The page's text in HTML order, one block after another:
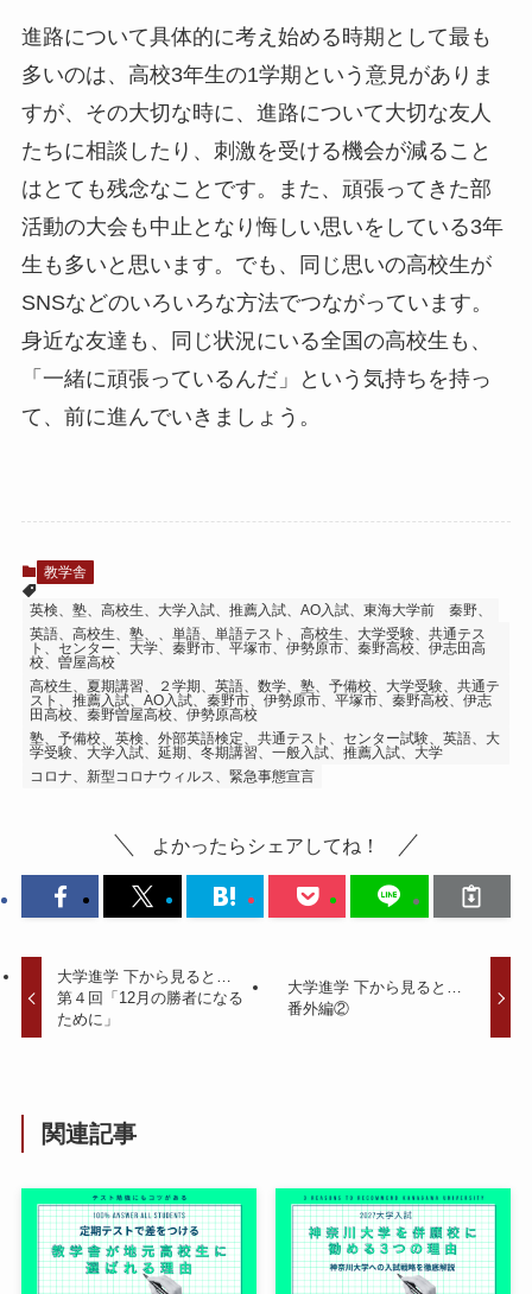
進路について具体的に考え始める時期として最も
多いのは、高校3年生の1学期という意見がありま
すが、その大切な時に、進路について大切な友人
たちに相談したり、刺激を受ける機会が減ること
はとても残念なことです。また、頑張ってきた部
活動の大会も中止となり悔しい思いをしている3年
生も多いと思います。でも、同じ思いの高校生が
SNSなどのいろいろな方法でつながっています。
身近な友達も、同じ状況にいる全国の高校生も、
「一緒に頑張っているんだ」という気持ちを持っ
て、前に進んでいきましょう。
教学舎
英検、塾、高校生、大学入試、推薦入試、AO入試、東海大学前 秦野、
英語、高校生、塾、、単語、単語テスト、高校生、大学受験、共通テス
ト、センター、大学、秦野市、平塚市、伊勢原市、秦野高校、伊志田高
校、曽屋高校
高校生、夏期講習、２学期、英語、数学、塾、予備校、大学受験、共通テ
スト、推薦入試、AO入試、秦野市、伊勢原市、平塚市、秦野高校、伊志
田高校、秦野曽屋高校、伊勢原高校
塾、予備校、英検、外部英語検定、共通テスト、センター試験、英語、大
学受験、大学入試、延期、冬期講習、一般入試、推薦入試、大学
コロナ、新型コロナウィルス、緊急事態宣言
よかったらシェアしてね！
大学進学 下から見ると…
第４回「12月の勝者になる
ために」
大学進学 下から見ると…
番外編②
関連記事